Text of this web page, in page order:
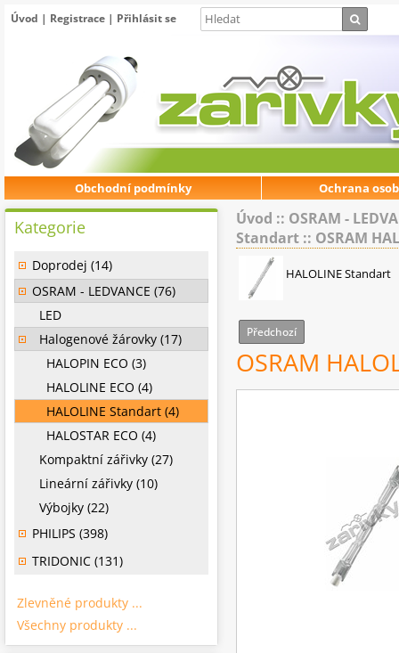
Úvod | Registrace | Přihlásit se
Obchodní podmínky Ochrana
Úvod :: OSRAM -
Standart :: OSRAM
HALOLINE Standart
Předchozí
OSRAM
Kategorie
Doprodej (14)
OSRAM - LEDVANCE (76)
LED
Halogenové žárovky (17)
HALOPIN ECO (3)
HALOLINE ECO (4)
HALOLINE Standart (4)
HALOSTAR ECO (4)
Kompaktní zářivky (27)
Lineární zářivky (10)
Výbojky (22)
PHILIPS (398)
TRIDONIC (131)
Zlevněné produkty ...
Všechny produkty ...